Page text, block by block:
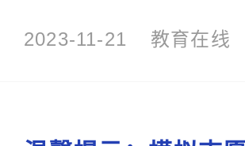
2023-11-21 教育在线